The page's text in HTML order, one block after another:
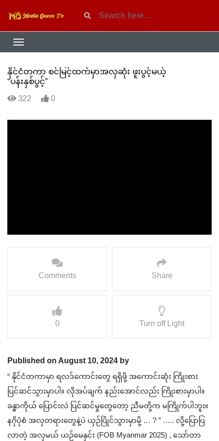
နိုင်ငံတကာ စင်မြင့်ထက်မှာအလှဆုံး ဖူးပွင့်မယ့်
“ပန်းနှစ်ပွင့်”
322 0
Comments Share
0 Turn off Light
Published on August 10, 2024 by
“ နိုင်ငံတကာမှာ ရလဒ်ကောင်းတွေ ရရှိဖို့ အကောင်းဆုံး ကြိုးစား
ပြင်ဆင်သွားမှာပါ။ လိုအပ်ချက် နည်းအောင်လည်း ကြိုးစားမှာပါ။
ခန္ဓာကိုယ် ပြောင်းလဲ ပြင်ဆင်မှုတွေတော့ ညီမတို့က မကြိုက်ပါဘူး။
နဂိုပုံစံ အလှတရားတွေနဲ့ပဲ ယှဉ်ပြိုင်သွားမှာမို့ … ? ” ….. လို့ပြောပြ
လာတဲ့ အလှမယ် ယဉ်မေနှင်း (FOB Myanmar 2025) , သော်တာ